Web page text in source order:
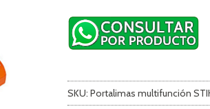
SKU: Portalimas multifunción